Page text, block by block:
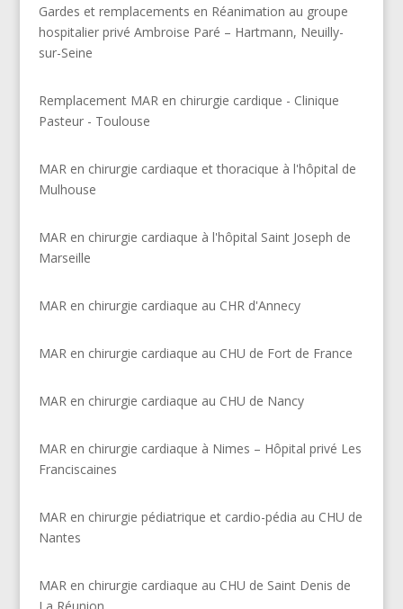
Gardes et remplacements en Réanimation au groupe
hospitalier privé Ambroise Paré – Hartmann, Neuilly-
sur-Seine
Remplacement MAR en chirurgie cardique - Clinique
Pasteur - Toulouse
MAR en chirurgie cardiaque et thoracique à l'hôpital de
Mulhouse
MAR en chirurgie cardiaque à l'hôpital Saint Joseph de
Marseille
MAR en chirurgie cardiaque au CHR d'Annecy
MAR en chirurgie cardiaque au CHU de Fort de France
MAR en chirurgie cardiaque au CHU de Nancy
MAR en chirurgie cardiaque à Nimes – Hôpital privé Les
Franciscaines
MAR en chirurgie pédiatrique et cardio-pédia au CHU de
Nantes
MAR en chirurgie cardiaque au CHU de Saint Denis de
La Réunion